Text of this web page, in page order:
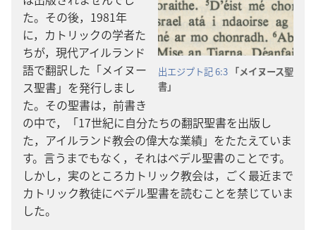
出エジプト​記 6:3 「メイヌース​聖
書」
た。その​後，1981​年​
に，カトリック​の​学​者​た
ち​が，現代​アイルランド​
語​で​翻訳​し​た「メイヌー
ス​聖書」を​発行​し​まし​
た。その​聖書​は，前書き​
の​中​で，「17​世紀​に​自分​たち​の​翻訳​聖書​を​出版​し​
た，アイルランド​教会​の​偉大​な​業績」を​たたえ​て​い​ま
す。言う​まで​も​なく，それ​は​ベデル​聖書​の​こと​です。
しかし，実​の​ところ​カトリック​教会​は，ごく​最近​まで​
カトリック​教徒​に​ベデル​聖書​を​読む​こと​を​禁じ​て​い​ま
し​た。